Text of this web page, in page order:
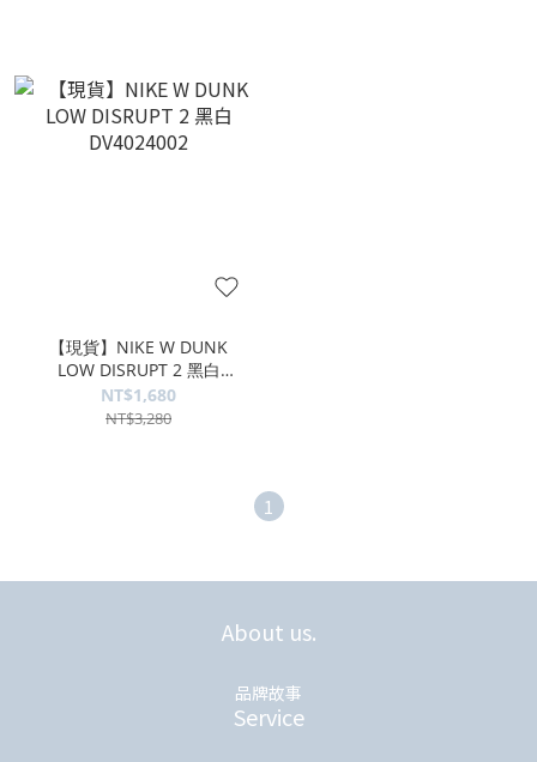
【現貨】NIKE W DUNK
LOW DISRUPT 2 黑白
DV4024002
NT$1,680
NT$3,280
1
About us.
品牌故事
Service